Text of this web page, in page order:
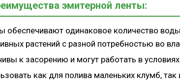
эмитерной ленты:
обеспечивают одинаковое количество
растений с разной потребностью во
к засорению и могут работать в
как для полива маленьких клумб,